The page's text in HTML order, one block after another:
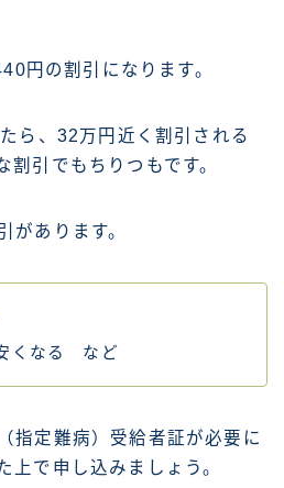
円の割引になります。
ら、32万円近く割引される
割引でもちりつもです。
があります。
くなる など
指定難病）受給者証が必要に
上で申し込みましょう。